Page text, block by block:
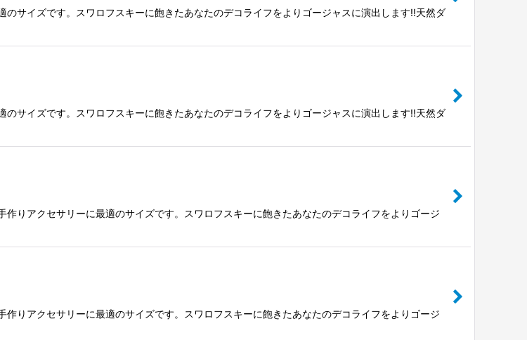
サイズです。スワロフスキーに飽きたあなたのデコライフをよりゴージャスに演出します!!天然ダ
サイズです。スワロフスキーに飽きたあなたのデコライフをよりゴージャスに演出します!!天然ダ
りアクセサリーに最適のサイズです。スワロフスキーに飽きたあなたのデコライフをよりゴージ
りアクセサリーに最適のサイズです。スワロフスキーに飽きたあなたのデコライフをよりゴージ